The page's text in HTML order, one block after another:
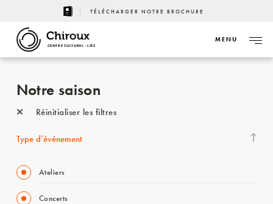
TÉLÉCHARGER NOTRE BROCHURE
CENTRE CULTUREL - LIÈGE
MENU
Notre saison
Réinitialiser les filtres
Type d’événement
Ateliers
Concerts